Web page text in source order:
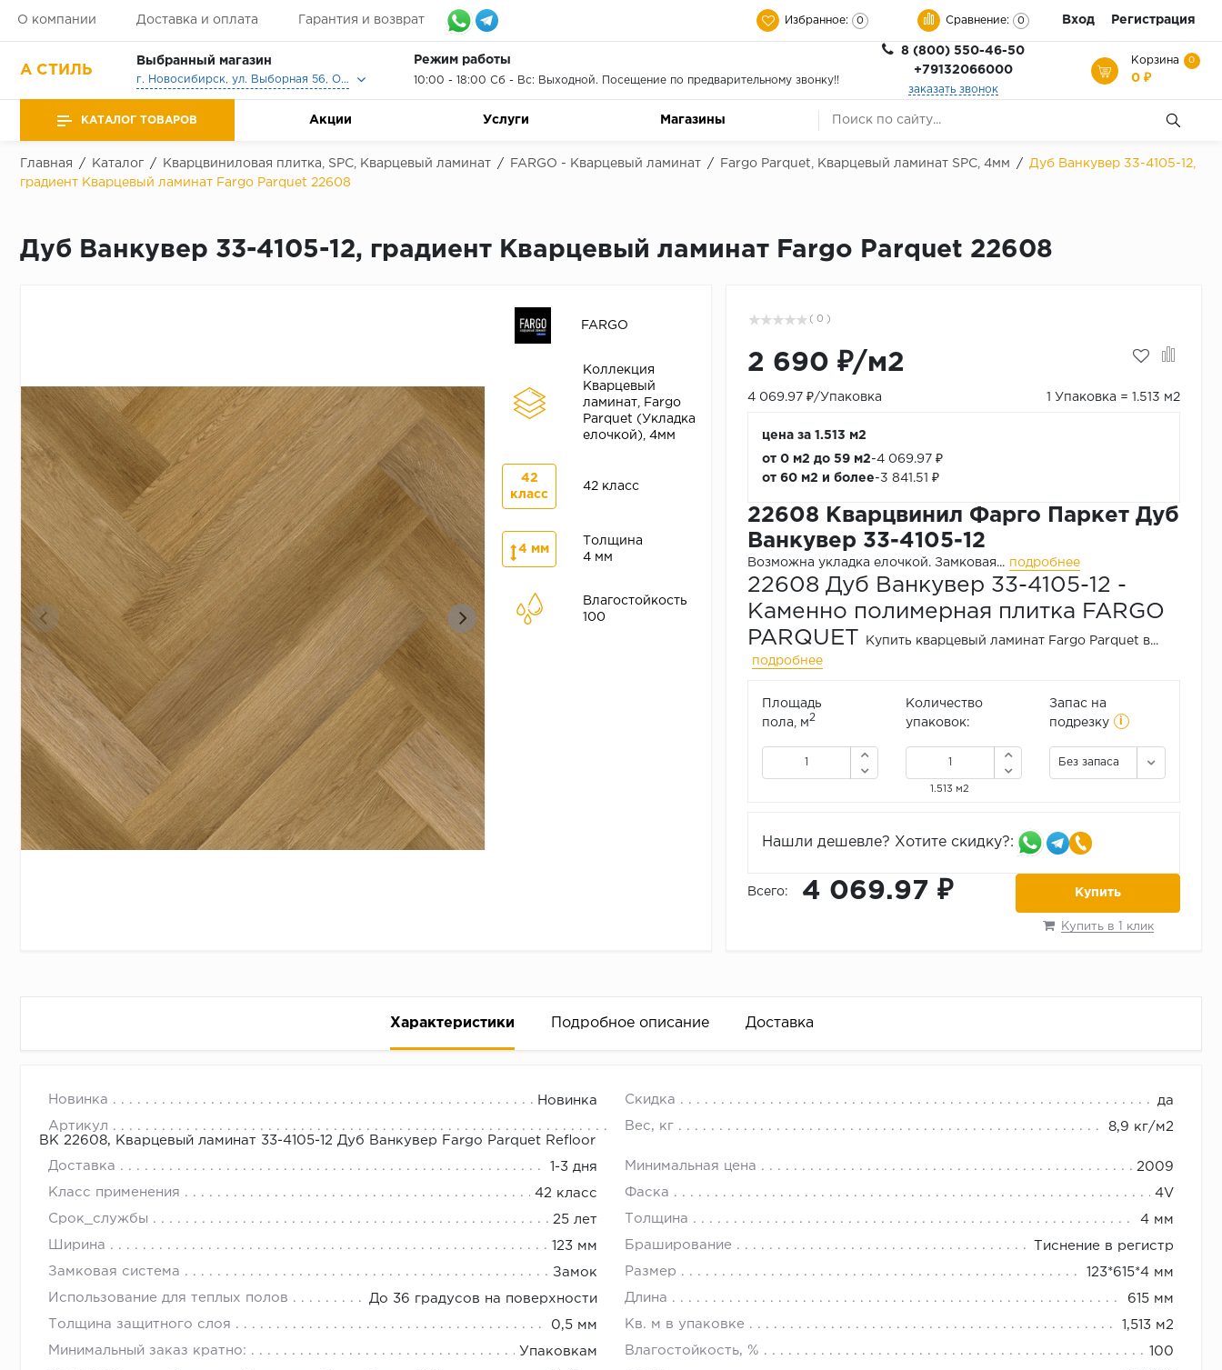
О компании Доставка и оплата Гарантия и возврат Избранное: 0 Сравнение: 0 Вход Регистрация
А СТИЛЬ
Выбранный магазин
г. Новосибирск, ул. Выборная 56, Офис, Выставочный зал
Режим работы
10:00 - 18:00 Сб - Вс: Выходной. Посещение по предварительному звонку!!
8 (800) 550-46-50
+79132066000
заказать звонок
Корзина 0
0 ₽
КАТАЛОГ ТОВАРОВ Акции Услуги Магазины
Главная / Каталог / Кварцвиниловая плитка, SPC, Кварцевый ламинат / FARGO - Кварцевый ламинат / Fargo Parquet, Кварцевый ламинат SPC, 4мм /
Дуб Ванкувер 33-4105-12,
градиент Кварцевый ламинат Fargo Parquet 22608
Дуб Ванкувер 33-4105-12, градиент Кварцевый ламинат Fargo Parquet 22608
FARGO
Коллекция
Кварцевый
ламинат, Fargo
Parquet (Укладка
елочкой), 4мм
42
класс
42 класс
4 мм
Толщина
4 мм
Влагостойкость
100
( 0 )
2 690 ₽/м2
4 069.97 ₽/Упаковка 1 Упаковка = 1.513 м2
цена за 1.513 м2
от 0 м2 до 59 м2-4 069.97 ₽
от 60 м2 и более-3 841.51 ₽
22608 Кварцвинил Фарго Паркет Дуб
Ванкувер 33-4105-12
Возможна укладка елочкой. Замковая... подробнее
22608 Дуб Ванкувер 33-4105-12 -
Каменно полимерная плитка FARGO
PARQUET
Купить кварцевый ламинат Fargo Parquet в...
подробнее
Площадь
пола, м2
Количество
упаковок:
1.513 м2
Запас на
подрезку
i
Без запаса
Нашли дешевле? Хотите скидку?:
Всего: 4 069.97 ₽ Купить
Купить в 1 клик
Характеристики Подробное описание Доставка
Новинка Новинка Скидка да
Артикул
ВК 22608, Кварцевый ламинат 33-4105-12 Дуб Ванкувер Fargo Parquet Refloor
Вес, кг 8,9 кг/м2
Доставка 1-3 дня Минимальная цена 2009
Класс применения 42 класс Фаска 4V
Срок_службы 25 лет Толщина 4 мм
Ширина 123 мм Браширование Тиснение в регистр
Замковая система Замок Размер 123*615*4 мм
Использование для теплых полов До 36 градусов на поверхности Длина 615 мм
Толщина защитного слоя 0,5 мм Кв. м в упаковке 1,513 м2
Минимальный заказ кратно: Упаковкам Влагостойкость, % 100